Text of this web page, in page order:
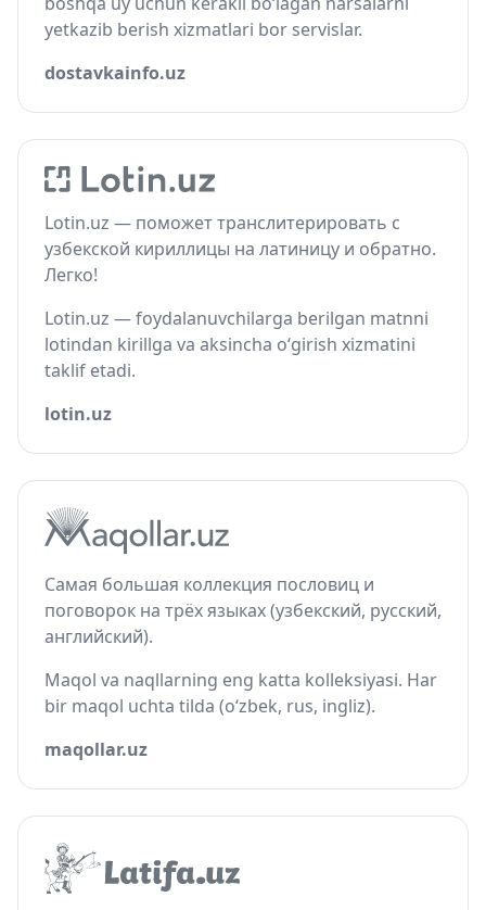
yetkazib berish xizmatlari bor servislar.
dostavkainfo.uz
Lotin.uz — поможет транслитерировать с
узбекской кириллицы на латиницу и обратно.
Легко!
Lotin.uz — foydalanuvchilarga berilgan matnni
lotindan kirillga va aksincha o‘girish xizmatini
taklif etadi.
lotin.uz
Самая большая коллекция пословиц и
поговорок на трёх языках (узбекский, русский,
английский).
Maqol va naqllarning eng katta kolleksiyasi. Har
bir maqol uchta tilda (o‘zbek, rus, ingliz).
maqollar.uz